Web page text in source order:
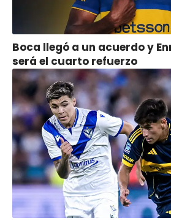
Boca llegó a un acuerdo y
será el cuarto refuerzo